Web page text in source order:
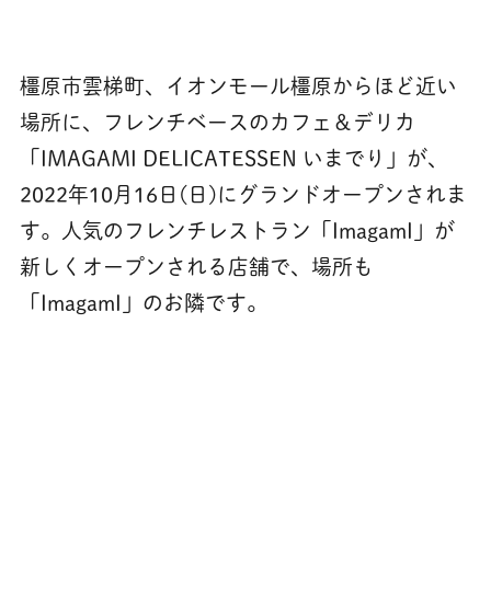
橿原市雲梯町、イオンモール橿原からほど近い
場所に、フレンチベースのカフェ＆デリカ
「IMAGAMI DELICATESSEN いまでり」が、
2022年10月16日(日)にグランドオープンされま
す。人気のフレンチレストラン「ImagamI」が
新しくオープンされる店舗で、場所も
「ImagamI」のお隣です。